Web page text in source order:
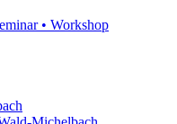
• Workshop